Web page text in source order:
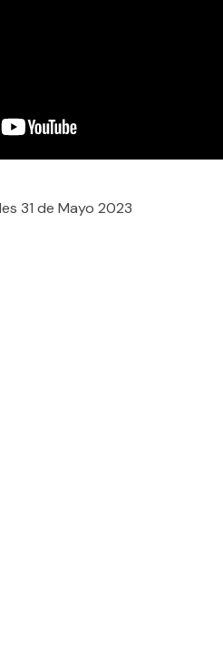
31 de Mayo 2023